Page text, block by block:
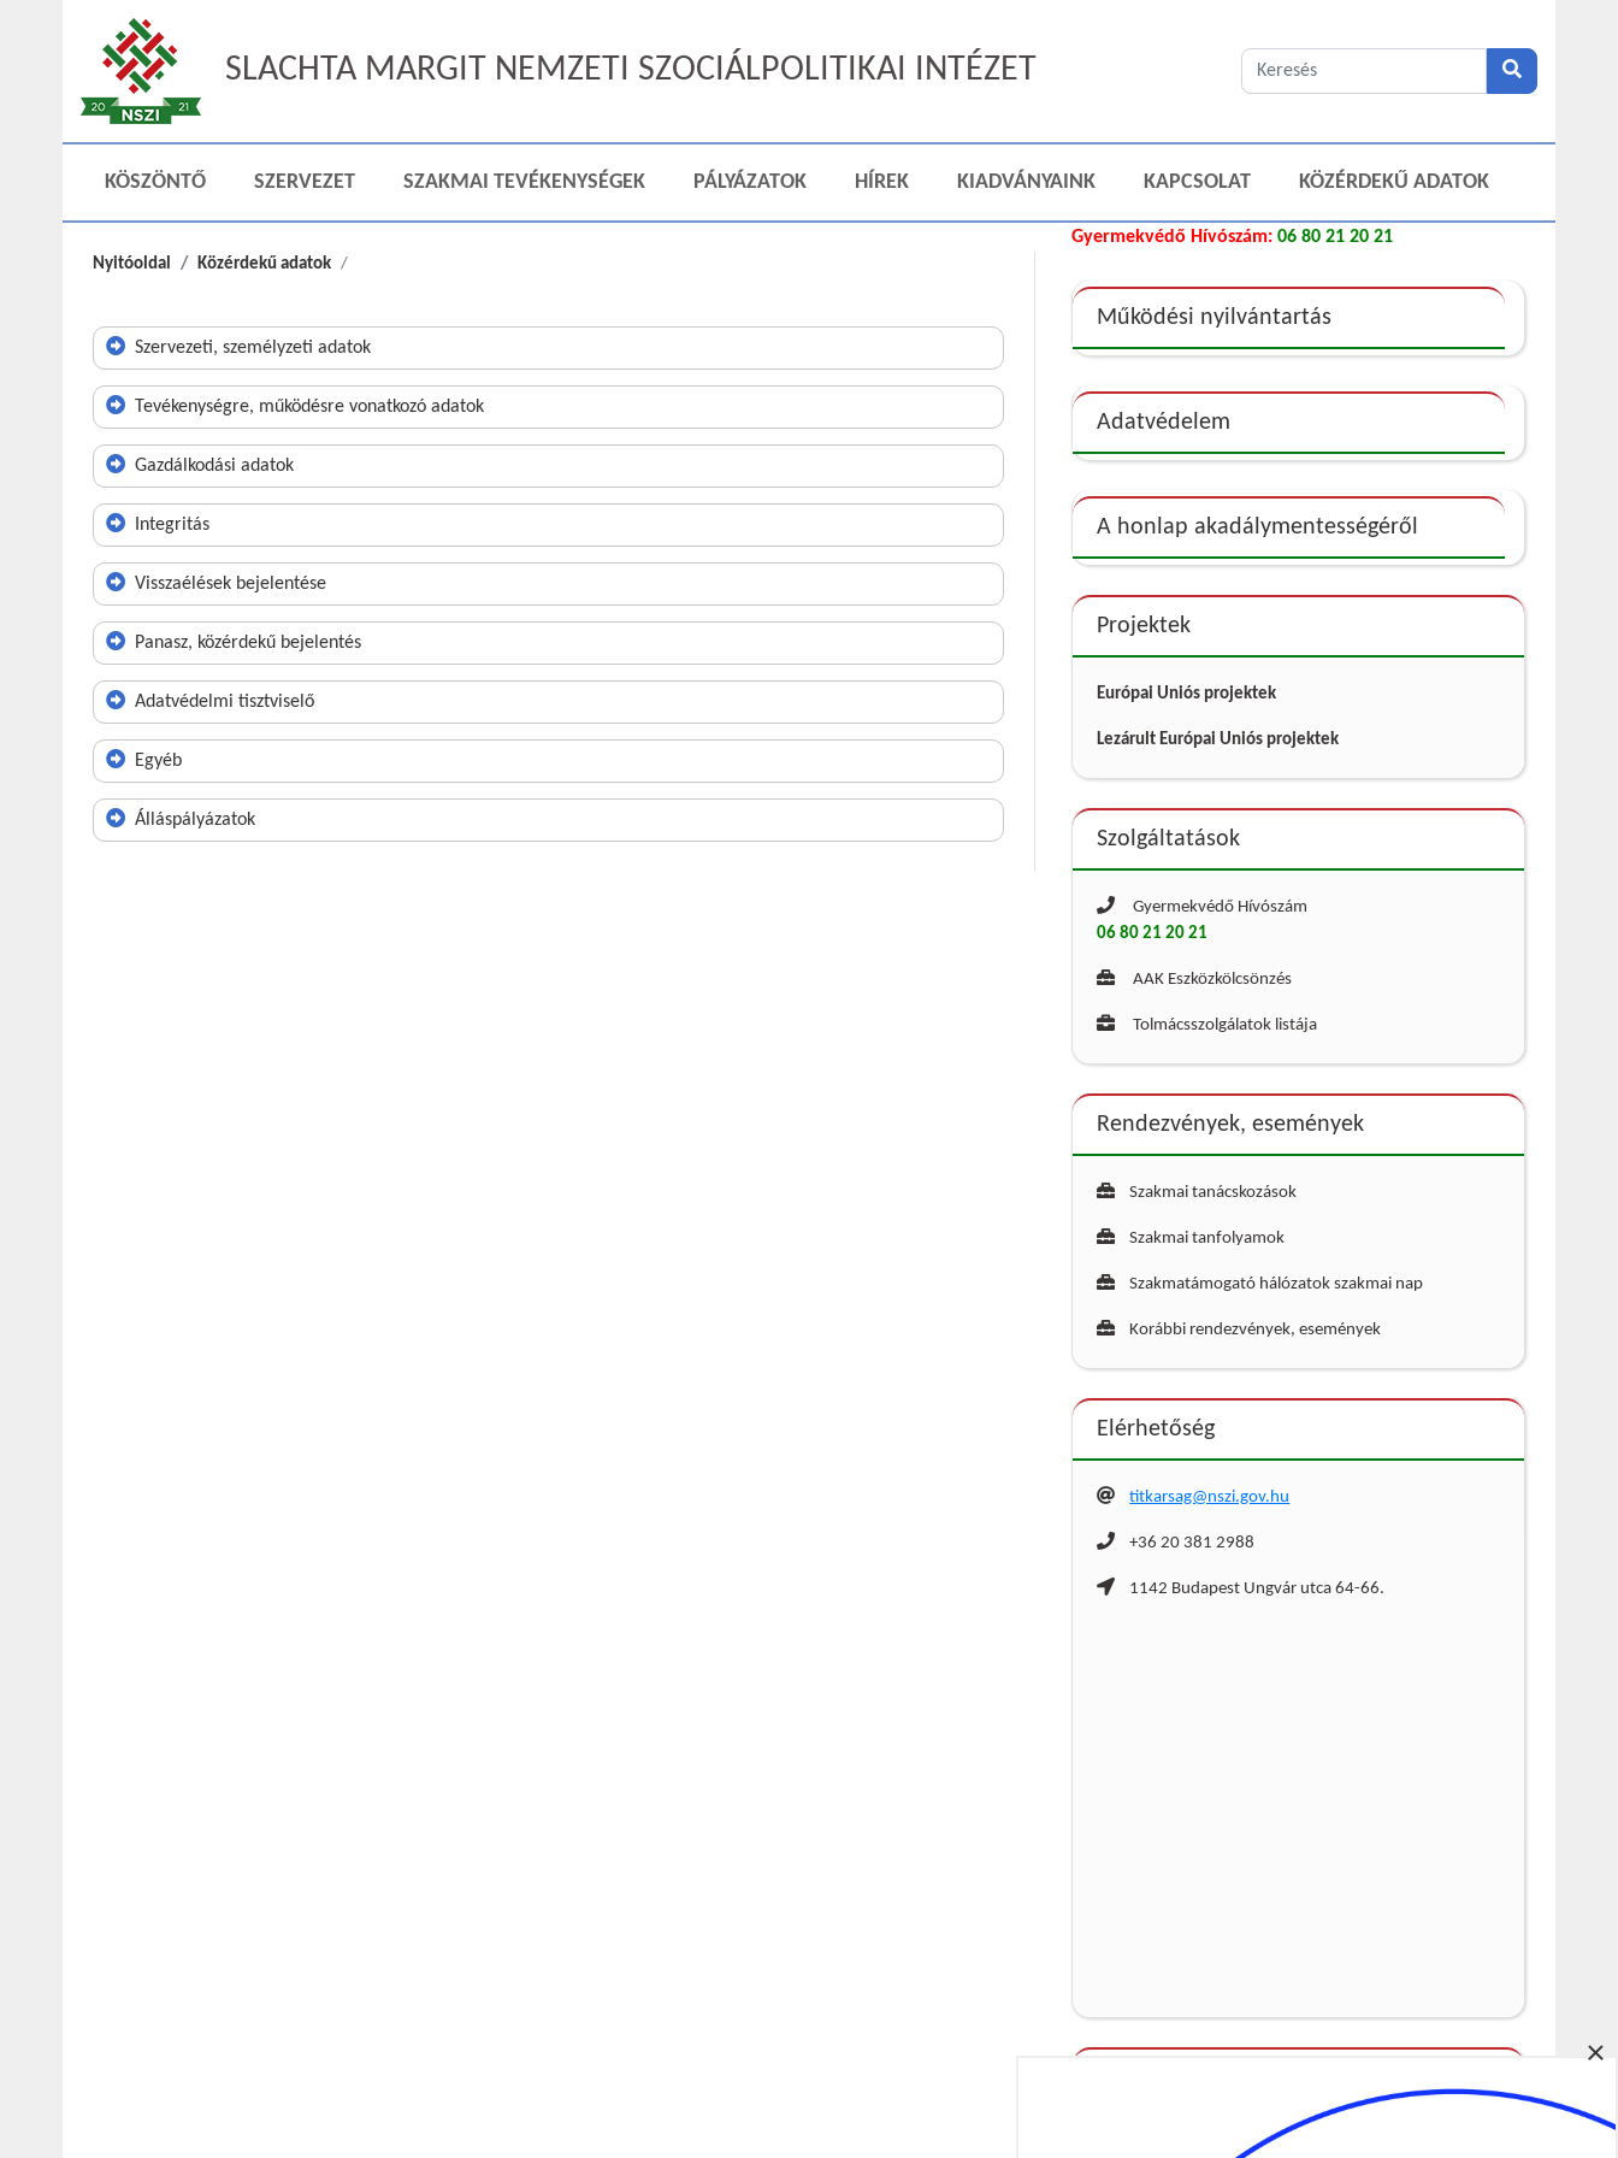
×
SLACHTA MARGIT NEMZETI SZOCIÁLPOLITIKAI INTÉZET
KÖSZÖNTŐ SZERVEZET SZAKMAI TEVÉKENYSÉGEK PÁLYÁZATOK HÍREK KIADVÁNYAINK KAPCSOLAT KÖZÉRDEKŰ ADATOK
Nyitóoldal Közérdekű adatok
Szervezeti, személyzeti adatok
Tevékenységre, működésre vonatkozó adatok
Gazdálkodási adatok
Integritás
Visszaélések bejelentése
Panasz, közérdekű bejelentés
Adatvédelmi tisztviselő
Egyéb
Álláspályázatok
Gyermekvédő Hívószám: 06 80 21 20 21
Működési nyilvántartás
Adatvédelem
A honlap akadálymentességéről
Projektek
Európai Uniós projektek
Lezárult Európai Uniós projektek
Szolgáltatások
Gyermekvédő Hívószám
06 80 21 20 21
AAK Eszközkölcsönzés
Tolmácsszolgálatok listája
Rendezvények, események
Szakmai tanácskozások
Szakmai tanfolyamok
Szakmatámogató hálózatok szakmai nap
Korábbi rendezvények, események
Elérhetőség
titkarsag@nszi.gov.hu
+36 20 381 2988
1142 Budapest Ungvár utca 64-66.